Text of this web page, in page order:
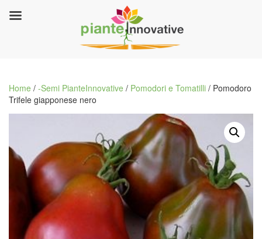
Home / -Semi PianteInnovative / Pomodori e Tomatilli / Pomodoro
Trifele giapponese nero